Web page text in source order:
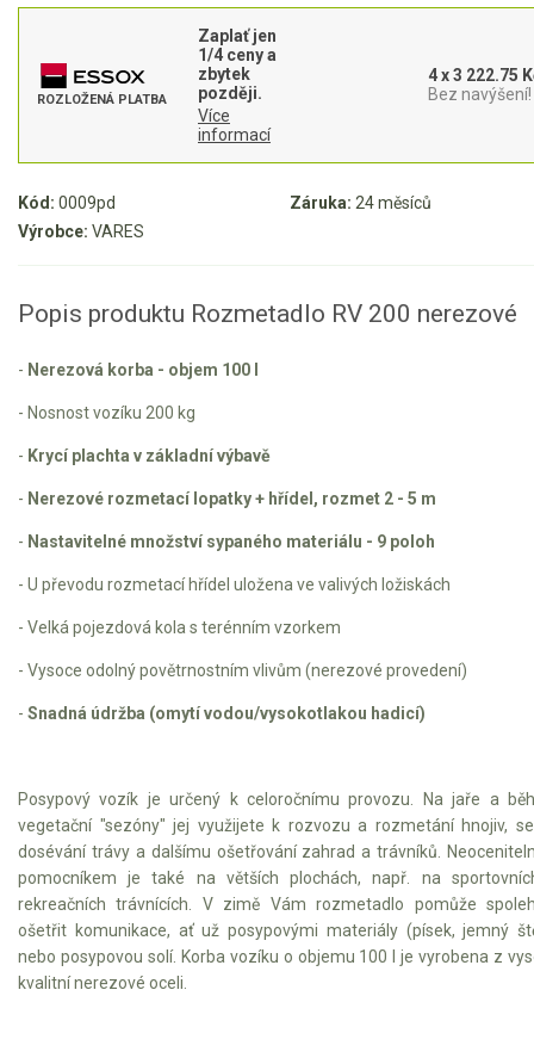
Bubnové sekačky
Benzínové křovinořezy a vyžínače
Motorové pily
Elektrické pily
Jednoruční pily
Vyvětvovací pily
Aku křovinořezy a vyžínače
Aku pily
Aku AL-KO
Štípačka na dřevo
VARI
Kód: 0009pd Záruka: 24 měsíců
Výrobce: VARES
ROZLOŽENÁ PLATBA
Zaplať jen
1/4 ceny a
zbytek
později.
Více
informací
4 x 3 222.75
Bez navýšení!
Popis produktu Rozmetadlo RV 200 nerezové
- Nerezová korba - objem 100 l
- Nosnost vozíku 200 kg
- Krycí plachta v základní výbavě
- Nerezové rozmetací lopatky + hřídel, rozmet 2 - 5 m
- Nastavitelné množství sypaného materiálu - 9 poloh
- U převodu rozmetací hřídel uložena ve valivých ložiskách
- Velká pojezdová kola s terénním vzorkem
- Vysoce odolný povětrnostním vlivům (nerezové provedení)
- Snadná údržba (omytí vodou/vysokotlakou hadicí)
Posypový vozík je určený k celoročnímu provozu. Na jaře a
vegetační "sezóny" jej využijete k rozvozu a rozmetání hnojiv,
dosévání trávy a dalšímu ošetřování zahrad a trávníků.
pomocníkem je také na větších plochách, např. na
rekreačních trávnících. V zimě Vám rozmetadlo pomůže
ošetřit komunikace, ať už posypovými materiály (písek, jemný
nebo posypovou solí. Korba vozíku o objemu 100 l je vyrobena z
kvalitní nerezové oceli.